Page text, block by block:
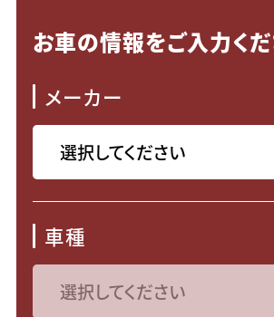
お車の情報をご入力く
メーカー
車種